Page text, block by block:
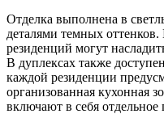
Отделка выполнена в
деталями темных
резиденций могут
В дуплексах также
каждой резиденции
организованная кухонная
включают в себя